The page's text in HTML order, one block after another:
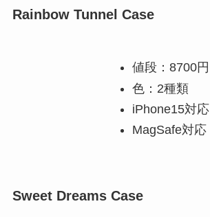
Rainbow Tunnel Case
値段：8700円
色：2種類
iPhone15対応
MagSafe対応
Sweet Dreams Case